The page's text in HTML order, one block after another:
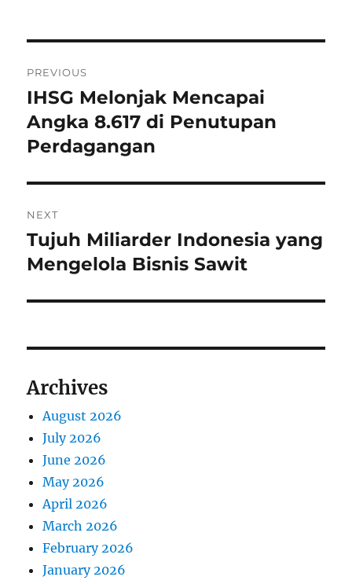
o
s
t
n
a
v
a
t
i
o
n
PREVIOUS
r
e
i
s
p
IHSG Melonjak Mencapai
Angka 8.617 di Penutupan
Perdagangan
NEXT
N
e
t
o
t
Tujuh Miliarder Indonesia yang
Mengelola Bisnis Sawit
Archives
August 2026
July 2026
June 2026
May 2026
April 2026
March 2026
February 2026
January 2026